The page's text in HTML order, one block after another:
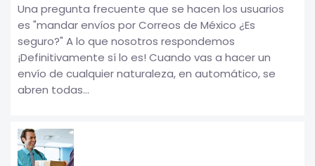
Una pregunta frecuente que se hacen los usuarios
es "mandar envíos por Correos de México ¿Es
seguro?" A lo que nosotros respondemos
¡Definitivamente sí lo es! Cuando vas a hacer un
envío de cualquier naturaleza, en automático, se
abren todas...